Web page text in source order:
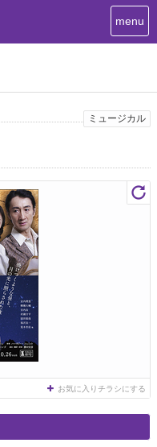
T
o
n
i
g
menu
ミュージカル
お気に入りチラシにする